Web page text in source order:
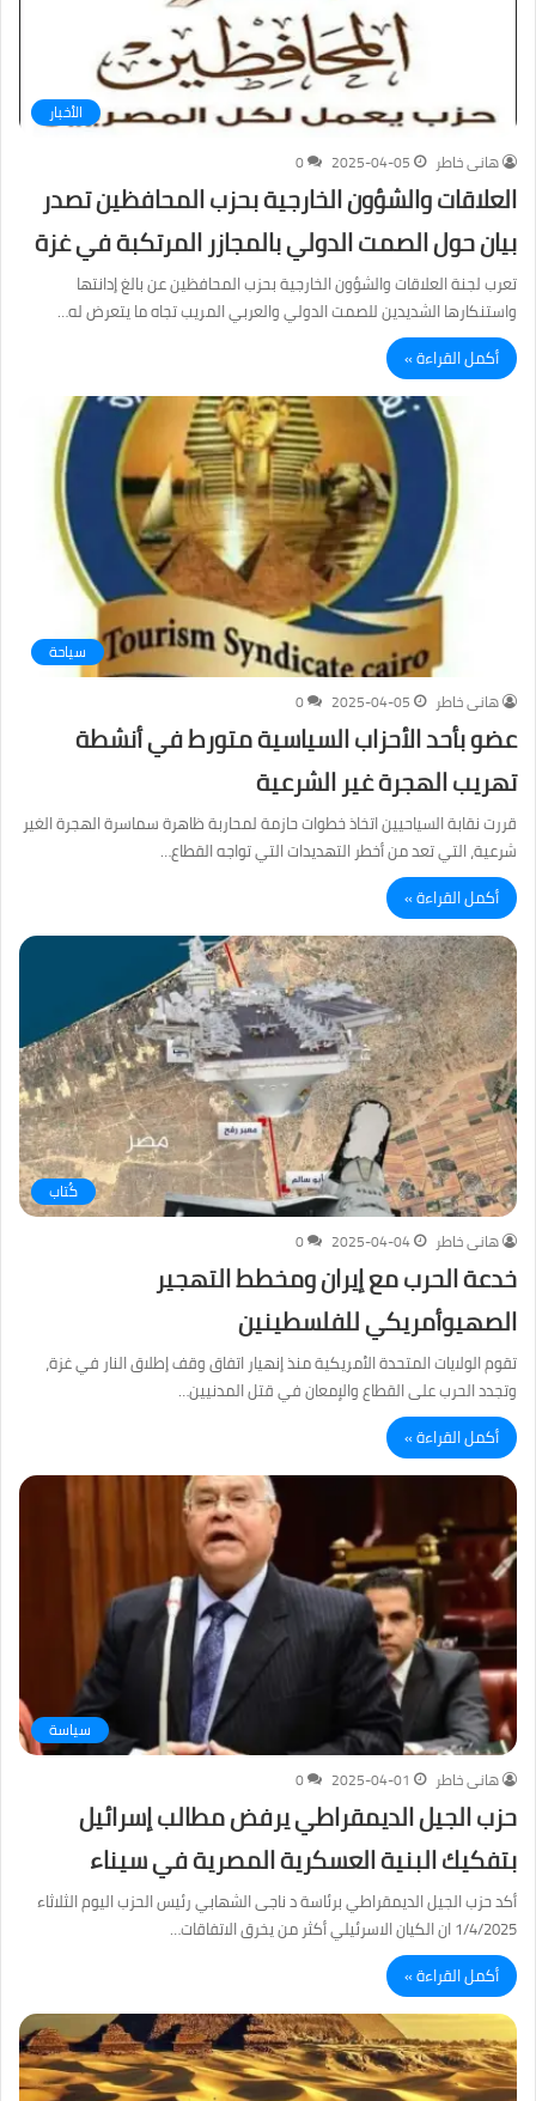
الأخبار
هانى خاطر
2025-04-05
0
العلاقات والشؤون الخارجية بحزب المحافظين تصدر
بيان حول الصمت الدولي بالمجازر المرتكبة في غزة
تعرب لجنة العلاقات والشؤون الخارجية بحزب المحافظين عن بالغ إدانتها
واستنكارها الشديدين للصمت الدولي والعربي المريب تجاه ما يتعرض له…
أكمل القراءة »
سياحة
هانى خاطر
2025-04-05
0
عضو بأحد الأحزاب السياسية متورط في أنشطة
تهريب الهجرة غير الشرعية
قررت نقابة السياحيين اتخاذ خطوات حازمة لمحاربة ظاهرة سماسرة الهجرة الغير
شرعية، التي تعد من أخطر التهديدات التي تواجه القطاع…
أكمل القراءة »
كُتاب
هانى خاطر
2025-04-04
0
خدعة الحرب مع إيران ومخطط التهجير
الصهيوأمريكي للفلسطينين
تقوم الولايات المتحدة الأمريكية منذ إنهيار اتفاق وقف إطلاق النار في غزة،
وتجدد الحرب على القطاع والإمعان في قتل المدنيين…
أكمل القراءة »
سياسة
هانى خاطر
2025-04-01
0
حزب الجيل الديمقراطي يرفض مطالب إسرائيل
بتفكيك البنية العسكرية المصرية في سيناء
أكد حزب الجيل الديمقراطي برئاسة د ناجى الشهابي رئيس الحزب اليوم الثلاثاء
1/4/2025 ان الكيان الاسرئيلي أكثر من يخرق الاتفاقات…
أكمل القراءة »